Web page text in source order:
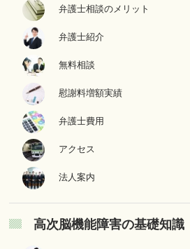
弁護士相談のメリット
弁護士紹介
無料相談
慰謝料増額実績
弁護士費用
アクセス
法人案内
高次脳機能障害の基礎知識